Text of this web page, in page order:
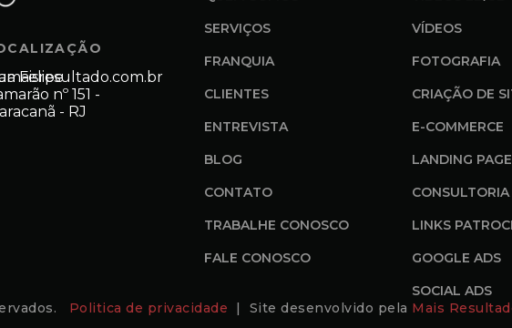
Felipe
nº 151 -
- RJ
SERVIÇOS
FRANQUIA
CLIENTES
ENTREVISTA
BLOG
CONTATO
TRABALHE CONOSCO
FALE CONOSCO
VÍDEOS
FOTOGRAFIA
CRIAÇÃO DE
E-COMMERCE
LANDING PAGE
LINKS
GOOGLE ADS
SOCIAL ADS
Politica de privacidade | Site desenvolvido pela Mais